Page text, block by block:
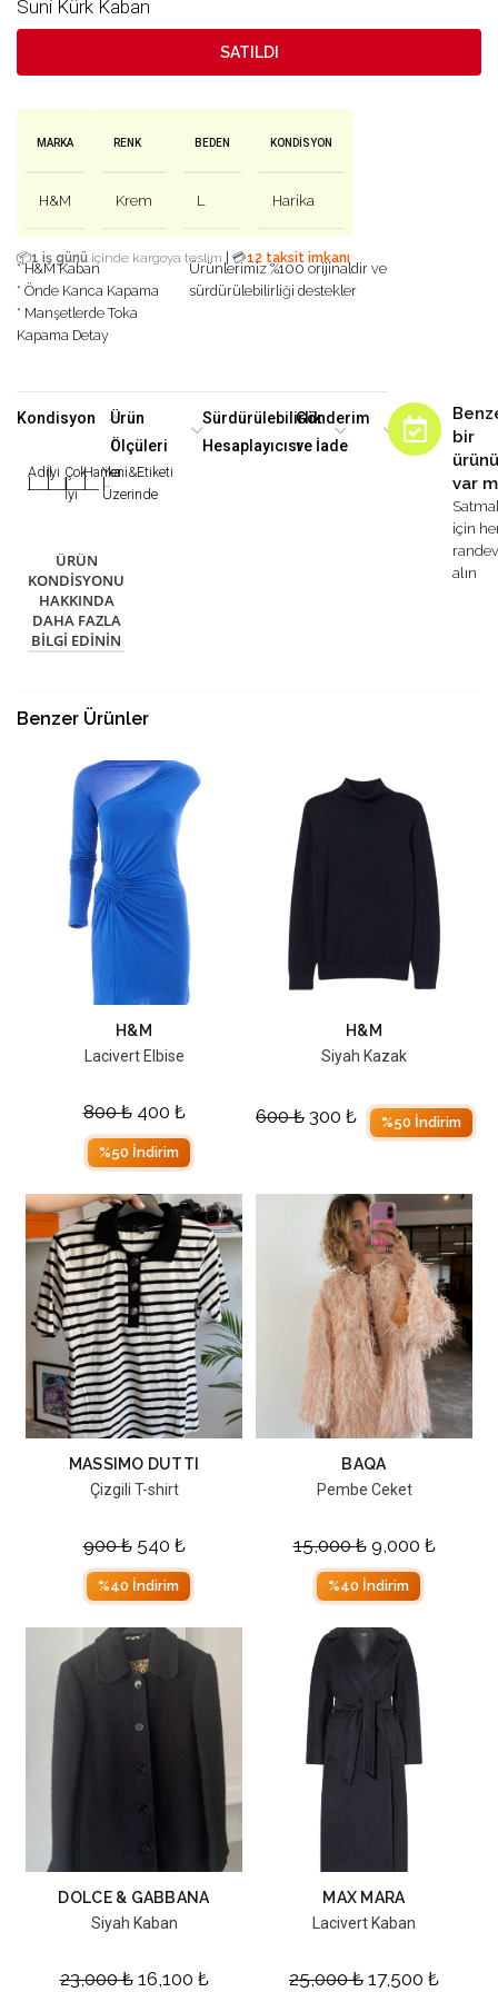
Suni Kürk Kaban
SATILDI
MARKA
H&M
RENK
Krem
BEDEN
L
KONDISYON
Harika
📦1 iş günü içinde kargoya teslim 💳12 taksit imkanı
* H&M Kaban
* Önde Kanca Kapama
* Manşetlerde Toka
Kapama Detay
Ürünlerimiz %100 orijinaldir ve
sürdürülebilirliği destekler
Kondisyon
Adilİyi
|
Çok
İyi
Harika
|
Yeni&Etiketi
Üzerinde
ÜRÜN
KONDISYONU
HAKKINDA
DAHA FAZLA
BILGI EDININ
Ürün
Ölçüleri
Sürdürülebilirlik
Hesaplayıcısı
Gönderim
ve İade
bir
var
için
alın
Benzer Ürünler
H&M
Lacivert Elbise
800₺ 400 ₺
%50 İndirim
H&M
Siyah Kazak
600₺ 300 ₺ %50 İndirim
MASSIMO DUTTI
Çizgili T-shirt
900₺ 540 ₺
%40 İndirim
BAQA
Pembe Ceket
15,000₺ 9,000 ₺
%40 İndirim
DOLCE & GABBANA
Siyah Kaban
23,000₺ 16,100 ₺
MAX MARA
Lacivert Kaban
25,000₺ 17,500 ₺